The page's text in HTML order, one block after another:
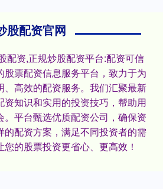
股配资官网
配资,正规炒股配资平台:配资可信
股票配资信息服务平台，致力于为
、高效的配资服务。我们汇聚最新
资知识和实用的投资技巧，帮助用
。平台甄选优质配资公司，确保资
的配资方案，满足不同投资者的需
的股票投资更省心、更高效！